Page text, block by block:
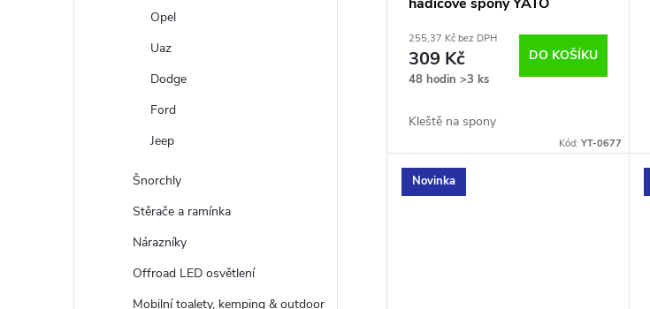
Opel
Uaz
Dodge
Ford
Jeep
Šnorchly
Stěrače a ramínka
Nárazníky
Offroad LED osvětlení
Mobilní toalety, kemping & outdoor
255,37 Kč bez DPH
309 Kč
48 hodin >3 ks
DO KOŠÍKU
Kleště na spony
Kód:YT-0677
Novinka